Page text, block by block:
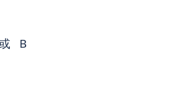
或 B